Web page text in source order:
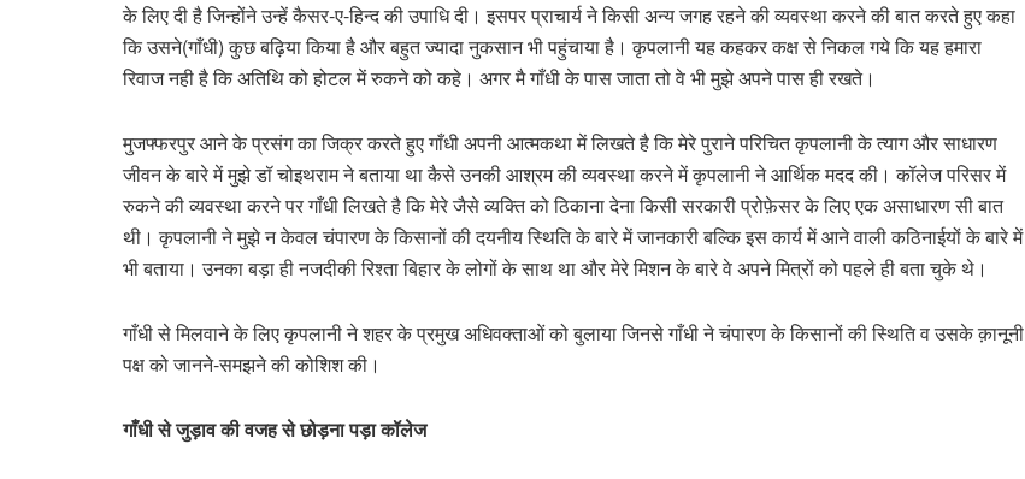
के लिए दी है जिन्होंने उन्हें कैसर-ए-हिन्द की उपाधि दी। इसपर प्राचार्य ने किसी अन्य जगह रहने की व्यवस्था करने की बात करते हुए कहा
कि उसने(गाँधी) कुछ बढ़िया किया है और बहुत ज्यादा नुकसान भी पहुंचाया है। कृपलानी यह कहकर कक्ष से निकल गये कि यह हमारा
रिवाज नही है कि अतिथि को होटल में रुकने को कहे। अगर मै गाँधी के पास जाता तो वे भी मुझे अपने पास ही रखते।
मुजफ्फरपुर आने के प्रसंग का जिक्र करते हुए गाँधी अपनी आत्मकथा में लिखते है कि मेरे पुराने परिचित कृपलानी के त्याग और साधारण
जीवन के बारे में मुझे डॉ चोइथराम ने बताया था कैसे उनकी आश्रम की व्यवस्था करने में कृपलानी ने आर्थिक मदद की। कॉलेज परिसर में
रुकने की व्यवस्था करने पर गाँधी लिखते है कि मेरे जैसे व्यक्ति को ठिकाना देना किसी सरकारी प्रोफ़ेसर के लिए एक असाधारण सी बात
थी। कृपलानी ने मुझे न केवल चंपारण के किसानों की दयनीय स्थिति के बारे में जानकारी बल्कि इस कार्य में आने वाली कठिनाईयों के बारे में
भी बताया। उनका बड़ा ही नजदीकी रिश्ता बिहार के लोगों के साथ था और मेरे मिशन के बारे वे अपने मित्रों को पहले ही बता चुके थे।
गाँधी से मिलवाने के लिए कृपलानी ने शहर के प्रमुख अधिवक्ताओं को बुलाया जिनसे गाँधी ने चंपारण के किसानों की स्थिति व उसके क़ानूनी
पक्ष को जानने-समझने की कोशिश की।
गाँधी से जुड़ाव की वजह से छोड़ना पड़ा कॉलेज